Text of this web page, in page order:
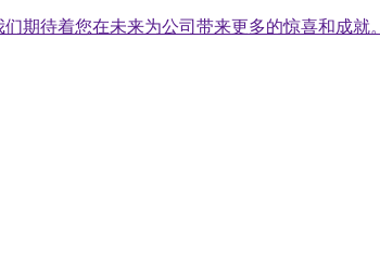
期待着您在未来为公司带来更多的惊喜和成就。